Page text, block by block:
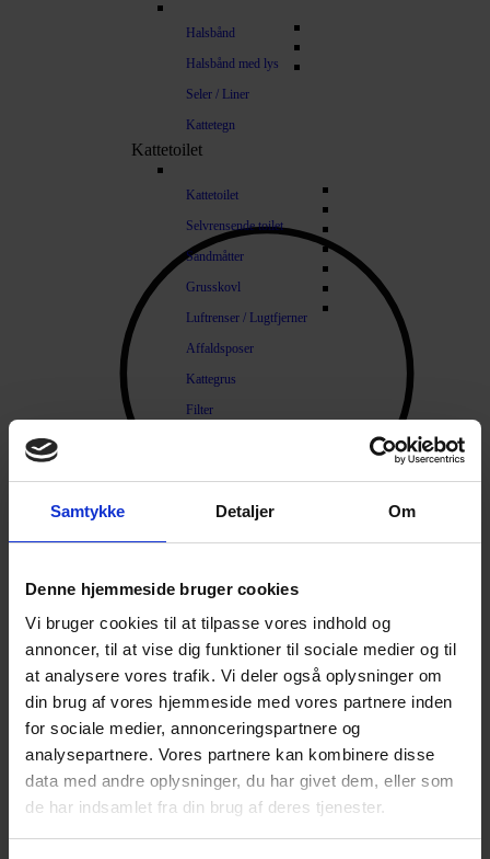
Samtykke Detaljer Om
Denne hjemmeside bruger cookies
Vi bruger cookies til at tilpasse vores indhold og
annoncer, til at vise dig funktioner til sociale medier og til
at analysere vores trafik. Vi deler også oplysninger om
din brug af vores hjemmeside med vores partnere inden
for sociale medier, annonceringspartnere og
analysepartnere. Vores partnere kan kombinere disse
data med andre oplysninger, du har givet dem, eller som
de har indsamlet fra din brug af deres tjenester.
Halsbånd
Halsbånd med lys
Seler / Liner
Kattetegn
Kattetoilet
Kattetoilet
Selvrensende toilet
Sandmåtter
Grusskovl
Luftrenser / Lugtfjerner
Affaldsposer
Kattegrus
Filter
Børster
Kamme
Sakse
Klippemaskine
Kosttilskud
Beroligende
Energiboost
Kattegræs
Kattemalt
Products search